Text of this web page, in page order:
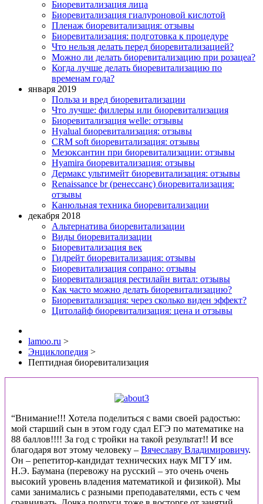
Биоревитализация лица
Биоревитализация гиалуроновой кислотой
Пленаж биоревитализация: отзывы
Биоревитализация: подготовка к процедуре
Что нельзя делать перед биоревитализацией?
Можно ли делать биоревитализацию при розацеа?
Когда лучше делать биоревитализацию по
временам года?
января 2019
Польза и вред биоревитализации
Что лучше: филлеры или биоревитализация
Биоревитализация welle: отзывы
Нyalual биоревитализация: отзывы
СRM soft биоревитализация: отзывы
Мезоксантин при биоревитализации: отзывы
Hyamira биоревитализация: отзывы
Дермакс ультимейт биоревитализация: отзывы
Renaissance br (ренессанс) биоревитализация:
отзывы
Канюльная техника биоревитализации
декабря 2018
Альтернатива биоревитализации
Виды биоревитализации
Биоревитализация век
Гидрейт биоревитализация: отзывы
Биоревитализация сопрано: отзывы
Биоревитализация рестилайн витал: отзывы
Как часто можно делать биоревитализацию?
Биоревитализация: через сколько виден эффект?
Цитолайф биоревитализация: цена и отзывы
lamoo.ru >
Энциклопедия >
Пептидная биоревитализация
“Внимание!!! Хотела поделиться с вами своей радостью:
мой старший сын в этом году сдал ЕГЭ по математике на
88 баллов!!!! За год с тройки на такой результат!! И все
благодаря вот этому человеку – Вячеславу Владимировичу.
Он – репетитор-кандидат технических наук МГТУ им.
Н.Э. Баумана (перевожу на русский – это очень очень
высокий уровень владения математикой и физикой). Мы
сами занимались с разными преподавателями, есть с чем